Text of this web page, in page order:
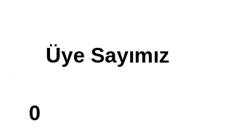
Üye Sayımız
0